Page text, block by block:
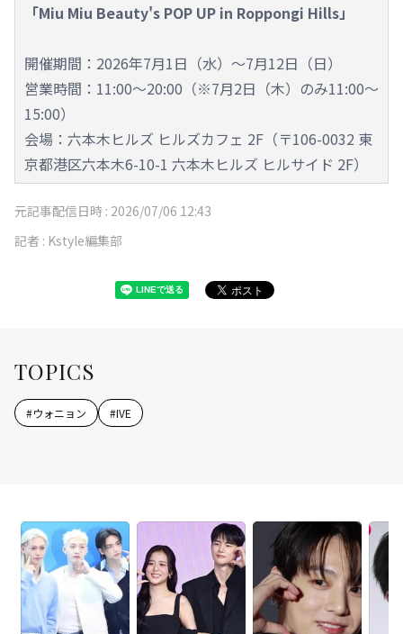
「Miu Miu Beauty's POP UP in Roppongi Hills」
開催期間：2026年7月1日（水）～7月12日（日）
営業時間：11:00～20:00（※7月2日（木）のみ11:00～
15:00）
会場：六本木ヒルズ ヒルズカフェ 2F（〒106-0032 東
京都港区六本木6-10-1 六本木ヒルズ ヒルサイド 2F）
元記事配信日時 : 2026/07/06 12:43
記者 : Kstyle編集部
TOPICS
#ウォニョン #IVE